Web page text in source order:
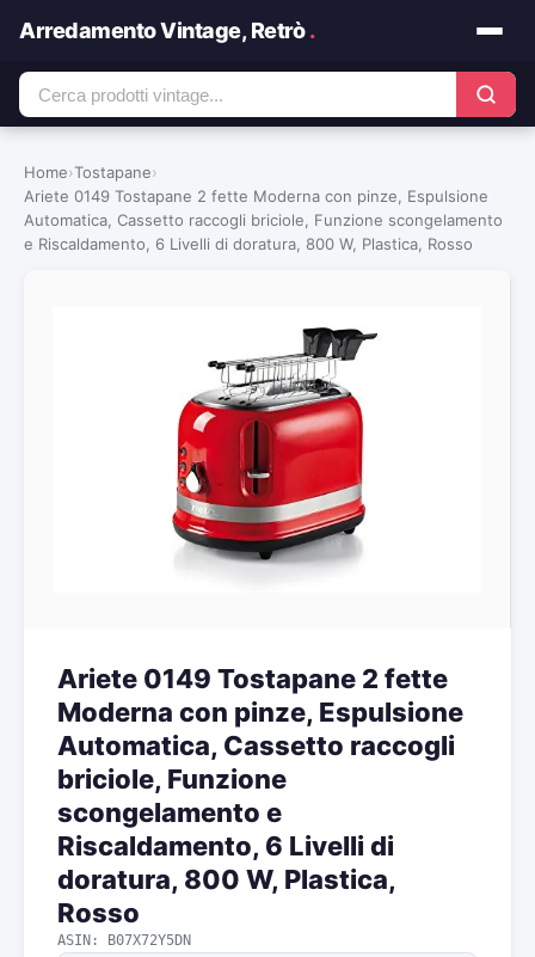
Arredamento Vintage, Retrò.
Home›Tostapane›
Ariete 0149 Tostapane 2 fette Moderna con pinze, Espulsione
Automatica, Cassetto raccogli briciole, Funzione scongelamento
e Riscaldamento, 6 Livelli di doratura, 800 W, Plastica, Rosso
Ariete 0149 Tostapane 2 fette
Moderna con pinze, Espulsione
Automatica, Cassetto raccogli
briciole, Funzione
scongelamento e
Riscaldamento, 6 Livelli di
doratura, 800 W, Plastica,
Rosso
ASIN: B07X72Y5DN